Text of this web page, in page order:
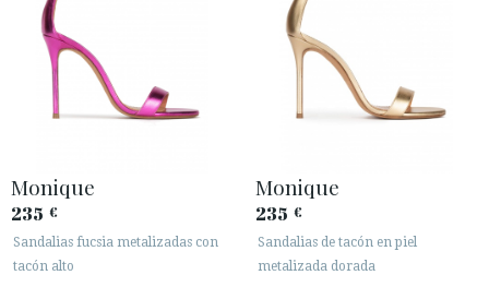
Monique
235 €
Sandalias fucsia metalizadas con
tacón alto
Monique
235 €
Sandalias de tacón en piel
metalizada dorada